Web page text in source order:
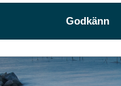
Godkänn